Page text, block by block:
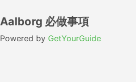
Aalborg 必做事項
Powered by GetYourGuide